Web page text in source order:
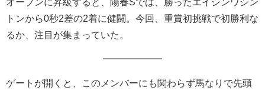
トンから0秒2差の2着に健闘。今回、重賞初挑戦で初勝利な
るか、注目が集まっていた。
ゲートが開くと、このメンバーにも関わらず馬なりで先頭